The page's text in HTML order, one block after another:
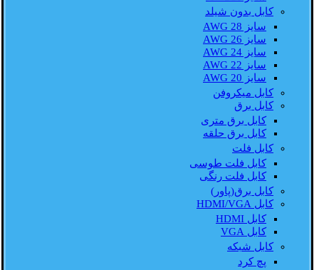
کابل بدون شیلد
سایز AWG 28
سایز AWG 26
سایز AWG 24
سایز AWG 22
سایز AWG 20
کابل میکروفن
کابل برق
کابل برق متری
کابل برق حلقه
کابل فلت
کابل فلت طوسی
کابل فلت رنگی
کابل برق(پاور)
کابل HDMI/VGA
کابل HDMI
کابل VGA
کابل شبکه
پچ کرد